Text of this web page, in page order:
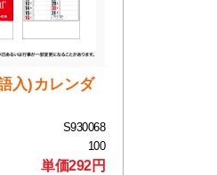
入)カレンダ
S930068
100
単価292円